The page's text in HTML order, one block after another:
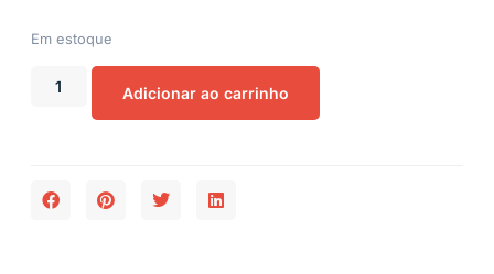
Em estoque
Adicionar ao carrinho